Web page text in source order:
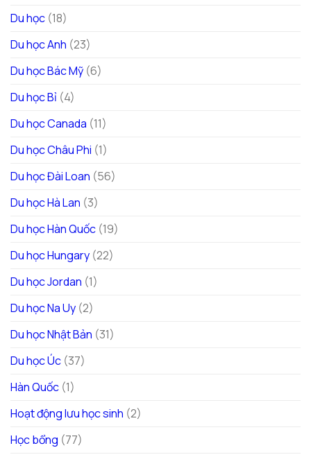
Du học (18)
Du học Anh (23)
Du học Bác Mỹ (6)
Du học Bỉ (4)
Du học Canada (11)
Du học Châu Phi (1)
Du học Đài Loan (56)
Du học Hà Lan (3)
Du học Hàn Quốc (19)
Du học Hungary (22)
Du học Jordan (1)
Du học Na Uy (2)
Du học Nhật Bản (31)
Du học Úc (37)
Hàn Quốc (1)
Hoạt động lưu học sinh (2)
Học bổng (77)